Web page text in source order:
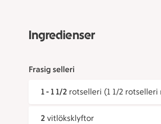
Ingredienser
Frasig selleri
1 - 1 1/2 rotselleri (1 1/2 rotselleri
2 vitlöksklyftor